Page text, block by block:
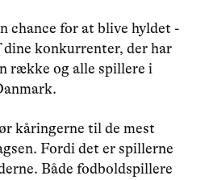
chance for at blive hyldet -
dine konkurrenter, der har
række og alle spillere i
kåringerne til de mest
Fordi det er spillerne
Både fodboldspillere